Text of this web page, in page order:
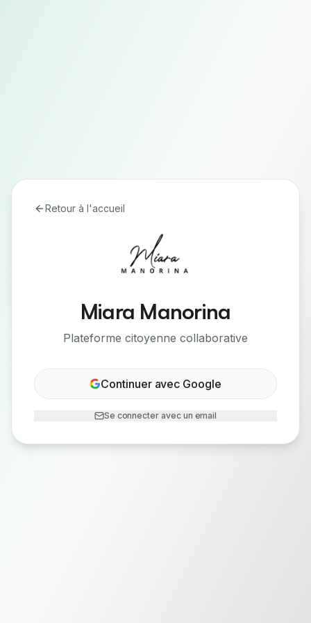
Retour à l'accueil
Miara Manorina
Plateforme citoyenne collaborative
Continuer avec Google
Se connecter avec un email